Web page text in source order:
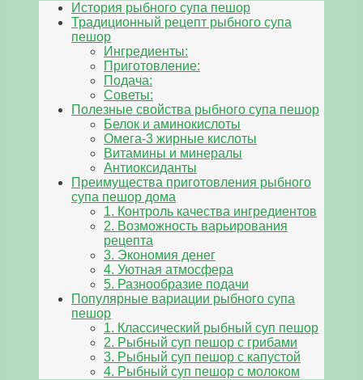
История рыбного супа пешор
Традиционный рецепт рыбного супа
пешор
Ингредиенты:
Приготовление:
Подача:
Советы:
Полезные свойства рыбного супа пешор
Белок и аминокислоты
Омега-3 жирные кислоты
Витамины и минералы
Антиоксиданты
Преимущества приготовления рыбного
супа пешор дома
1. Контроль качества ингредиентов
2. Возможность варьирования
рецепта
3. Экономия денег
4. Уютная атмосфера
5. Разнообразие подачи
Популярные вариации рыбного супа
пешор
1. Классический рыбный суп пешор
2. Рыбный суп пешор с грибами
3. Рыбный суп пешор с капустой
4. Рыбный суп пешор с молоком